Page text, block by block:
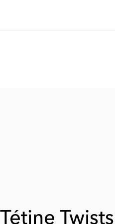
Tétine
Collerette
Forme